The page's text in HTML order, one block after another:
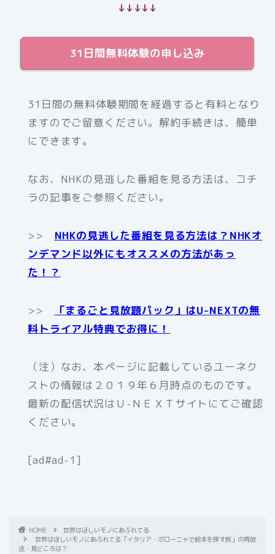
↓↓↓↓↓
31日間無料体験の申し込み
31日間の無料体験期間を経過すると有料となり
ますのでご留意ください。解約手続きは、簡単
にできます。
なお、NHKの見逃した番組を見る方法は、コチ
ラの記事をご参照ください。
>> NHKの見逃した番組を見る方法は？NHKオ
ンデマンド以外にもオススメの方法があっ
た！？
>>
「まるごと見放題パック」はU-NEXTの無
料トライアル特典でお得に！
（注）なお、本ページに記載しているユーネク
ストの情報は２０１９年６月時点のものです。
最新の配信状況はＵ-ＮＥＸＴサイトにてご確認
ください。
[ad#ad-1]
HOME
世界はほしいモノにあふれてる
世界はほしいモノにあふれてる「イタリア・ボローニャで絵本を探す旅」の再放
送・見どころは？